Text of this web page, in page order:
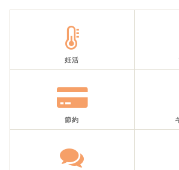
妊活
節約